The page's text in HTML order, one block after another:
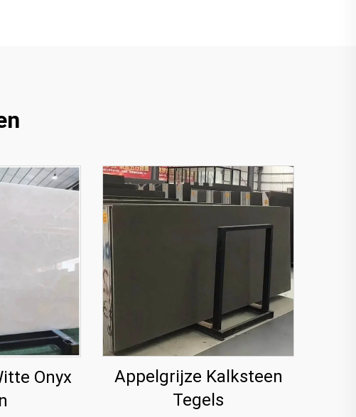
Onyx
Appelgrijze Kalksteen
Tegels